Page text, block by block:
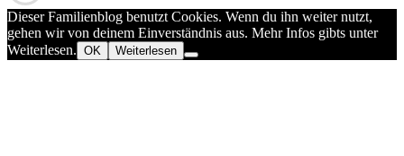
Dieser Familienblog benutzt Cookies. Wenn du ihn weiter nutzt,
gehen wir von deinem Einverständnis aus. Mehr Infos gibts unter
Weiterlesen. OK Weiterlesen